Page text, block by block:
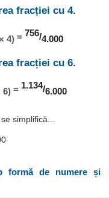
fracției cu 4.
4) = 756/4.000
fracției cu 6.
6) = 1.134/6.000
simplifică...
formă de numere și